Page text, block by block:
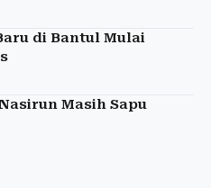
di Bantul Mulai
Masih Sapu